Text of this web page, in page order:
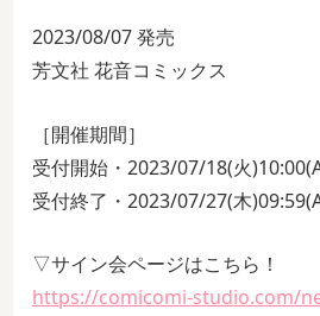
2023/08/07 発売
芳文社 花音コミックス
［開催期間］
受付開始・2023/07/18(火
受付終了・2023/07/27(木
▽サイン会ページはこちら！
https://comicomi-studio.com/